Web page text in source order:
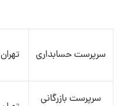
سرپرست حسابداری تهران
سرپرست بازرگانی